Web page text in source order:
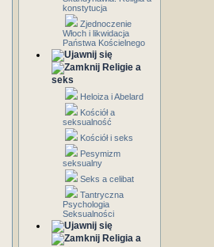
konstytucja
Zjednoczenie
Włoch i likwidacja
Państwa Kościelnego
Religie a
seks
Heloiza i Abelard
Kościół a
seksualność
Kościół i seks
Pesymizm
seksualny
Seks a celibat
Tantryczna
Psychologia
Seksualności
Religia a